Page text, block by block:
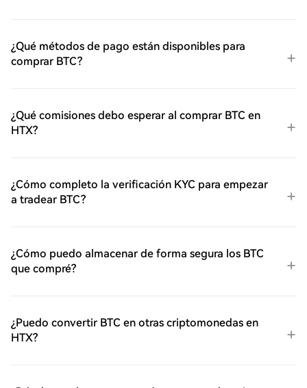
¿Qué métodos de pago están disponibles para
comprar BTC?
¿Qué comisiones debo esperar al comprar BTC en
HTX?
¿Cómo completo la verificación KYC para empezar
a tradear BTC?
¿Cómo puedo almacenar de forma segura los BTC
que compré?
¿Puedo convertir BTC en otras criptomonedas en
HTX?